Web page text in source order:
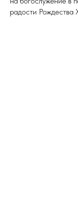
радости Рождества